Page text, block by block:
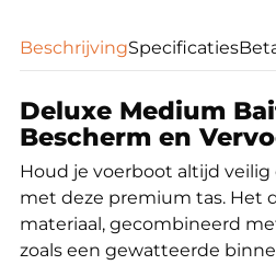
BeschrijvingSpecificaties
Deluxe Medium
Bescherm en
Houd je voerboot altijd
met deze premium tas. Het
materiaal, gecombineerd
zoals een gewatteerde